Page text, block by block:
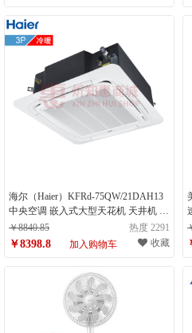
海尔（Haier）KFRd-75QW/21DAH13
中央空调 嵌入式大型天花机 天井机 吊
顶吸顶 冷暖 3匹（计量单位：台）
￥8840.85 热度 2291
￥8398.8 加入购物车 收藏